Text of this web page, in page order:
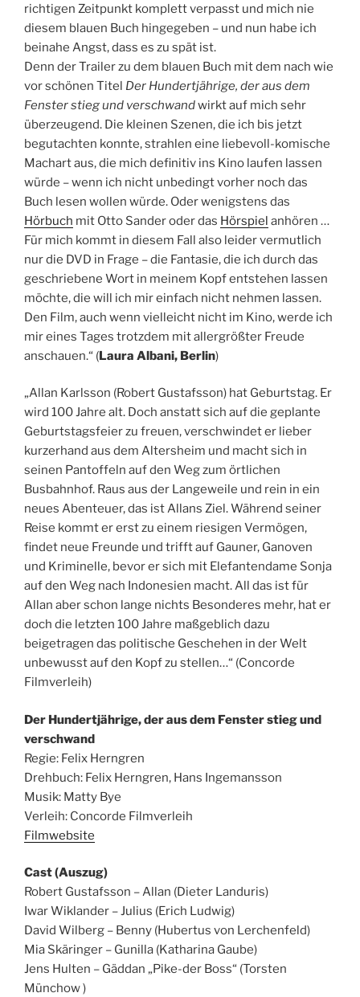
richtigen Zeitpunkt komplett verpasst und mich nie
diesem blauen Buch hingegeben – und nun habe ich
beinahe Angst, dass es zu spät ist.
Denn der Trailer zu dem blauen Buch mit dem nach wie
vor schönen Titel Der Hundertjährige, der aus dem
Fenster stieg und verschwandwirkt auf mich sehr
überzeugend. Die kleinen Szenen, die ich bis jetzt
begutachten konnte, strahlen eine liebevoll-komische
Machart aus, die mich definitiv ins Kino laufen lassen
würde – wenn ich nicht unbedingt vorher noch das
Buch lesen wollen würde. Oder wenigstens das
Hörbuch mit Otto Sander oder das Hörspiel anhören …
Für mich kommt in diesem Fall also leider vermutlich
nur die DVD in Frage – die Fantasie, die ich durch das
geschriebene Wort in meinem Kopf entstehen lassen
möchte, die will ich mir einfach nicht nehmen lassen.
Den Film, auch wenn vielleicht nicht im Kino, werde ich
mir eines Tages trotzdem mit allergrößter Freude
anschauen.“ (Laura Albani, Berlin)
„Allan Karlsson (Robert Gustafsson) hat Geburtstag. Er
wird 100 Jahre alt. Doch anstatt sich auf die geplante
Geburtstagsfeier zu freuen, verschwindet er lieber
kurzerhand aus dem Altersheim und macht sich in
seinen Pantoffeln auf den Weg zum örtlichen
Busbahnhof. Raus aus der Langeweile und rein in ein
neues Abenteuer, das ist Allans Ziel. Während seiner
Reise kommt er erst zu einem riesigen Vermögen,
findet neue Freunde und trifft auf Gauner, Ganoven
und Kriminelle, bevor er sich mit Elefantendame Sonja
auf den Weg nach Indonesien macht. All das ist für
Allan aber schon lange nichts Besonderes mehr, hat er
doch die letzten 100 Jahre maßgeblich dazu
beigetragen das politische Geschehen in der Welt
unbewusst auf den Kopf zu stellen…“ (Concorde
Filmverleih)
Der Hundertjährige, der aus dem Fenster stieg und
verschwand
Regie: Felix Herngren
Drehbuch: Felix Herngren, Hans Ingemansson
Musik: Matty Bye
Verleih: Concorde Filmverleih
Filmwebsite
Cast (Auszug)
Robert Gustafsson – Allan (Dieter Landuris)
Iwar Wiklander – Julius (Erich Ludwig)
David Wilberg – Benny (Hubertus von Lerchenfeld)
Mia Skäringer – Gunilla (Katharina Gaube)
Jens Hulten – Gäddan „Pike-der Boss“ (Torsten
Münchow )